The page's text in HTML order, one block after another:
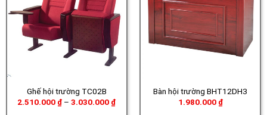
Ghế hội trường TC02B
2.510.000 ₫ – 3.030.000 ₫Khoảng
Bàn hội trường BHT12DH3
1.980.000 ₫